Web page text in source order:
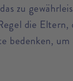
zu
die Eltern,
bedenken, um